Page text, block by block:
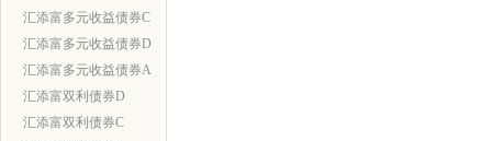
汇添富多元收益债券C
汇添富多元收益债券D
汇添富多元收益债券A
汇添富双利债券D
汇添富双利债券C